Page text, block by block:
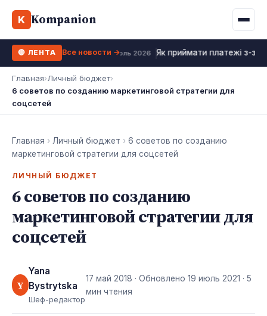
K Kompanion
Калькулятор МФО
Все 10 МФО →
Жизни
WhiteBIT
Kuna
Bybit
OKX
Ипотека
Депозит
Рефинансирование
ФОП налоги
🔴 ЛЕНТА 18 июль 2026 Як приймати платежі з-за
Все новости →
Главная›Личный бюджет›
6 советов по созданию маркетинговой стратегии для
соцсетей
Главная › Личный бюджет › 6 советов по созданию
маркетинговой стратегии для соцсетей
ЛИЧНЫЙ БЮДЖЕТ
6 советов по созданию
маркетинговой стратегии для
соцсетей
Y
Yana
Bystrytska
Шеф-редактор
17 май 2018 · Обновлено19 июль 2021 · 5
мин чтения